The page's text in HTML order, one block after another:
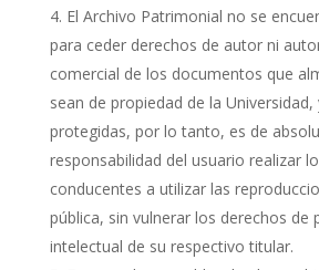
El Archivo Patrimonial no se
para ceder derechos de autor ni
comercial de los documentos que
sean de propiedad de la Universidad,
protegidas, por lo tanto, es de
responsabilidad del usuario realizar
conducentes a utilizar las
pública, sin vulnerar los derechos de
intelectual de su respectivo titular.